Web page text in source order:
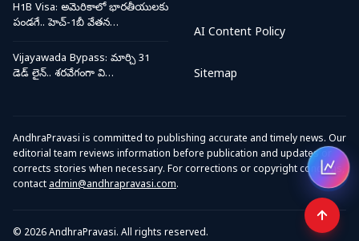
H1B Visa: అమెరికాలో భారతీయులకు
పండగే.. హెచ్-1బీ వేతన…
Vijayawada Bypass: మార్చి 31
డెడ్ లైన్.. శరవేగంగా వి…
AI Content Policy
Sitemap
AndhraPravasi is committed to publishing accurate and timely news. Our
editorial team reviews information before publication and updates or
corrects stories when necessary. For corrections or copyright concerns,
contactadmin@andhrapravasi.com.
© 2026 AndhraPravasi. All rights reserved.